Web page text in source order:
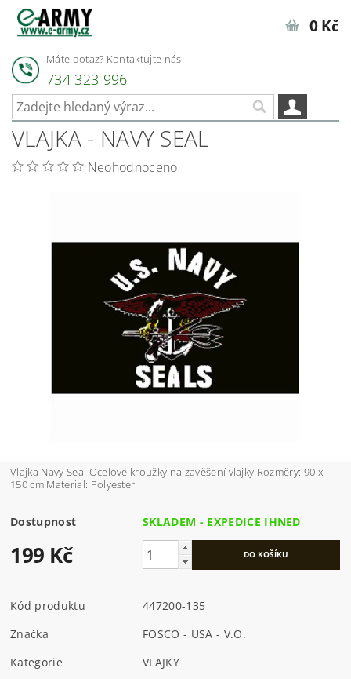
Máte dotaz? Kontaktujte nás:
734 323 996
0 Kč
VLAJKA - NAVY SEAL
Neohodnoceno
Vlajka Navy Seal Ocelové kroužky na zavěšení vlajky Rozměry: 90 x
150 cm Material: Polyester
Dostupnost SKLADEM - EXPEDICE IHNED
199 Kč
Kód produktu
447200-135
Značka
FOSCO - USA - V.O.
Kategorie
VLAJKY